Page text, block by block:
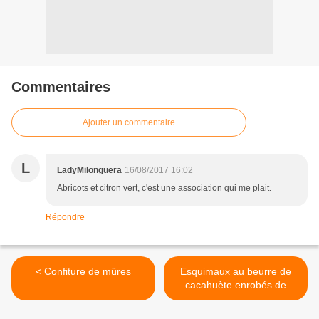
Commentaires
Ajouter un commentaire
L LadyMilonguera 16/08/2017 16:02
Abricots et citron vert, c'est une association qui me plait.
Répondre
< Confiture de mûres
Esquimaux au beurre de
cacahuète enrobés de
chocolat >